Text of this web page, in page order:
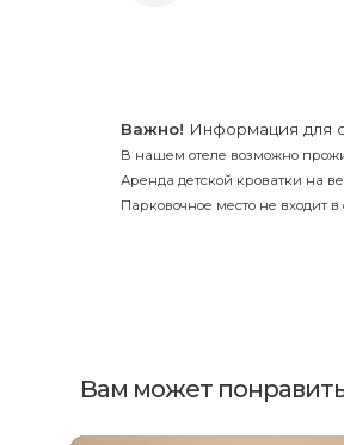
Важно! Информация для
В нашем отеле возможно
Аренда детской кроватки на
Парковочное место не входит в
Вам может